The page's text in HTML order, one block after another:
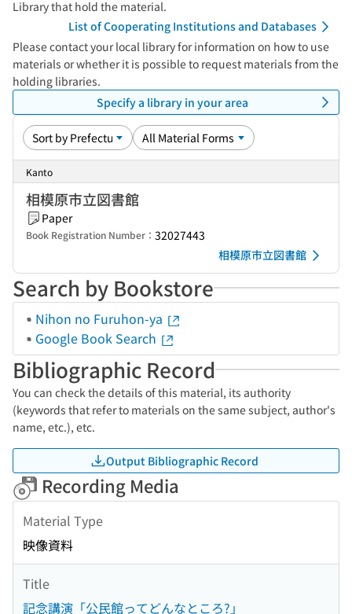
Library that hold the material.
List of Cooperating Institutions and Databases
Please contact your local library for information on how to use
materials or whether it is possible to request materials from the
holding libraries.
Specify a library in your area
Kanto
相模原市立図書館
Paper
Book Registration Number： 32027443
相模原市立図書館
Search by Bookstore
Nihon no Furuhon-ya
Google Book Search
Bibliographic Record
You can check the details of this material, its authority
(keywords that refer to materials on the same subject, author's
name, etc.), etc.
Output Bibliographic Record
Recording Media
Material Type
映像資料
Title
記念講演「公民館ってどんなところ?」